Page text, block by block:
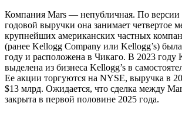
Компания Mars — непубличная. По версии
годовой выручки она занимает четвертое
крупнейших американских частных
(ранее Kellogg Company или Kellogg’s)
году и расположена в Чикаго. В 2023 году
выделена из бизнеса Kellogg’s в
Ее акции торгуются на NYSE, выручка в
$13 млрд. Ожидается, что сделка между
закрыта в первой половине 2025 года.